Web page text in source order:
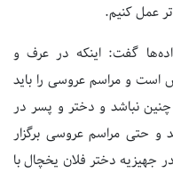
عمل کنیم.
گفت: اینکه در عرف و
است و مراسم عروسی را باید
چنین نباشد و دختر و پسر در
و حتی مراسم عروسی برگزار
جهیزیه دختر فلان یخچال با